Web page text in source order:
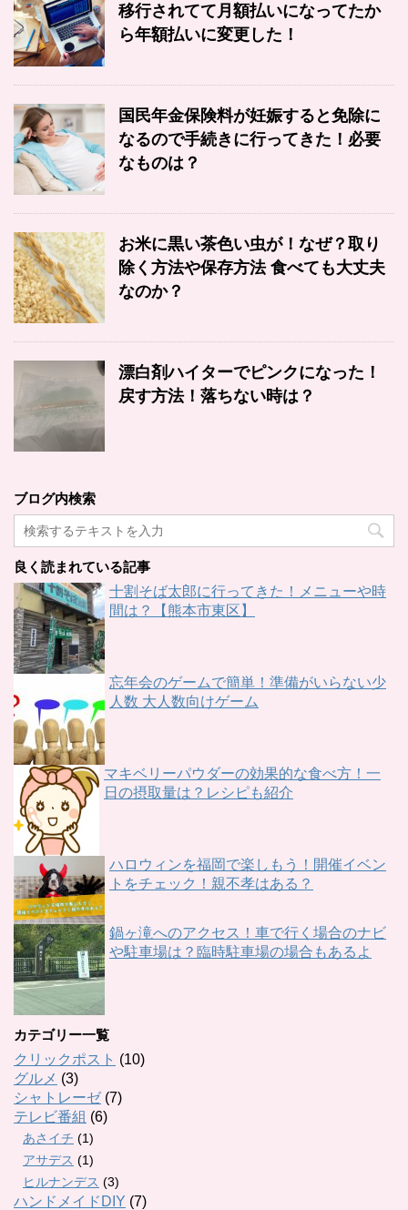
移行されてて月額払いになってたか
ら年額払いに変更した！
国民年金保険料が妊娠すると免除に
なるので手続きに行ってきた！必要
なものは？
お米に黒い茶色い虫が！なぜ？取り
除く方法や保存方法 食べても大丈夫
なのか？
漂白剤ハイターでピンクになった！
戻す方法！落ちない時は？
ブログ内検索
良く読まれている記事
十割そば太郎に行ってきた！メニューや時
間は？【熊本市東区】
忘年会のゲームで簡単！準備がいらない少
人数 大人数向けゲーム
マキベリーパウダーの効果的な食べ方！一
日の摂取量は？レシピも紹介
ハロウィンを福岡で楽しもう！開催イベン
トをチェック！親不孝はある？
鍋ヶ滝へのアクセス！車で行く場合のナビ
や駐車場は？臨時駐車場の場合もあるよ
カテゴリー一覧
クリックポスト (10)
グルメ (3)
シャトレーゼ(7)
テレビ番組 (6)
あさイチ (1)
アサデス (1)
ヒルナンデス (3)
ハンドメイドDIY (7)